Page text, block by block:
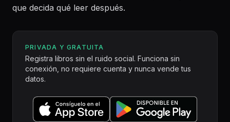
que decida qué leer después.
PRIVADA Y GRATUITA
Registra libros sin el ruido social. Funciona sin
conexión, no requiere cuenta y nunca vende tus
datos.